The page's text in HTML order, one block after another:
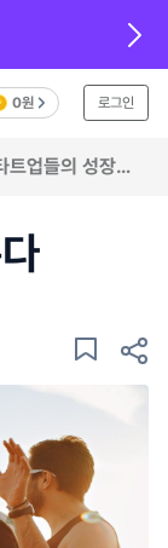
0원 로그인
트업들의 성장